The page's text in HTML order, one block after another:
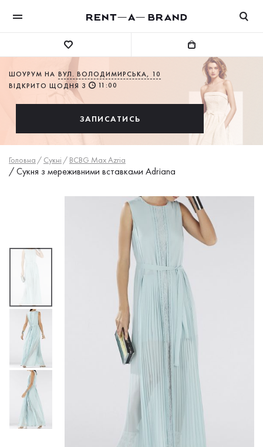
ШОУРУМ НА ВУЛ. ВОЛОДИМИРСЬКА, 10
ВІДКРИТО ЩОДНЯ З
11:00
ЗАПИСАТИСЬ
Головна / Сукнi / BCBG Max Azria
/Сукня з мереживними вставками Adriana